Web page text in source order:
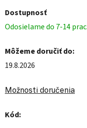
Dostupnosť
Odosielame do 7-14
Môžeme doručiť do:
19.8.2026
Možnosti doručenia
Kód: